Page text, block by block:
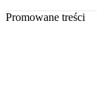
Promowane treści